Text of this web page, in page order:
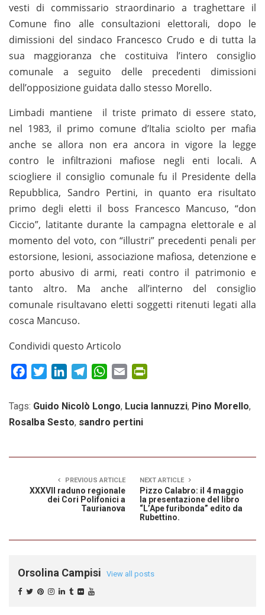
vesti di commissario straordinario a traghettare il
Comune fino alle consultazioni elettorali, dopo le
dimissioni del sindaco Francesco Crudo e di tutta la
sua maggioranza che costituiva l’intero consiglio
comunale a seguito delle precedenti dimissioni
dell’opposizione guidata dallo stesso Morello.
Limbadi mantiene il triste primato di essere stato,
nel 1983, il primo comune d’Italia sciolto per mafia
anche se allora non era ancora in vigore la legge
contro le infiltrazioni mafiose negli enti locali. A
sciogliere il consiglio comunale fu il Presidente della
Repubblica, Sandro Pertini, in quanto era risultato
primo degli eletti il boss Francesco Mancuso, “don
Ciccio”, latitante durante la campagna elettorale e al
momento del voto, con “illustri” precedenti penali per
estorsione, lesioni, associazione mafiosa, detenzione e
porto abusivo di armi, reati contro il patrimonio e
tanto altro. Ma anche all’interno del consiglio
comunale risultavano eletti soggetti ritenuti legati alla
cosca Mancuso.
Condividi questo Articolo
FacebookTwitterLinkedInTelegramWhatsApp
Email
Tags: Guido Nicolò Longo, Lucia Iannuzzi, Pino Morello,
Rosalba Sesto, sandro pertini
PREVIOUS ARTICLE
XXXVII raduno regionale
dei Cori Polifonici a
Taurianova
NEXT ARTICLE
Pizzo Calabro: il 4 maggio
la presentazione del libro
“L’Ape furibonda” edito da
Rubettino.
Orsolina Campisi View all posts